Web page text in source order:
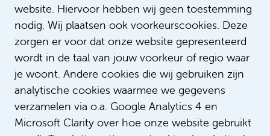
website. Hiervoor hebben wij geen toestemming
nodig. Wij plaatsen ook voorkeurscookies. Deze
zorgen er voor dat onze website gepresenteerd
wordt in de taal van jouw voorkeur of regio waar
je woont. Andere cookies die wij gebruiken zijn
analytische cookies waarmee we gegevens
verzamelen via o.a. Google Analytics 4 en
Microsoft Clarity over hoe onze website gebruikt